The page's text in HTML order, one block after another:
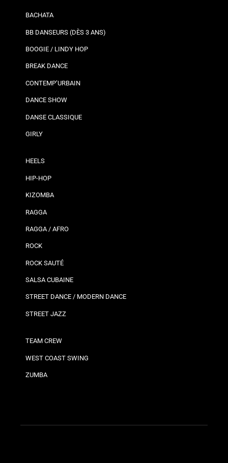
BACHATA
BB DANSEURS (DÈS 3 ANS)
BOOGIE / LINDY HOP
BREAK DANCE
CONTEMP’URBAIN
DANCE SHOW
DANSE CLASSIQUE
GIRLY
HEELS
HIP-HOP
KIZOMBA
RAGGA
RAGGA / AFRO
ROCK
ROCK SAUTÉ
SALSA CUBAINE
STREET DANCE / MODERN DANCE
STREET JAZZ
TEAM CREW
WEST COAST SWING
ZUMBA